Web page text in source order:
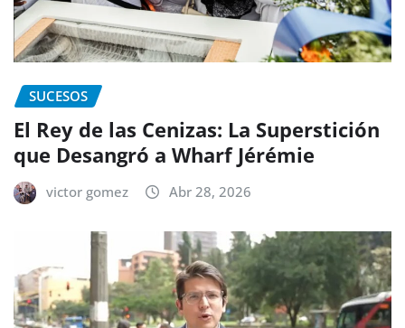
SUCESOS
El Rey de las Cenizas: La Superstición
que Desangró a Wharf Jérémie
victor gomez Abr 28, 2026